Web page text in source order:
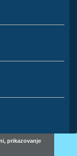
prikazovanje